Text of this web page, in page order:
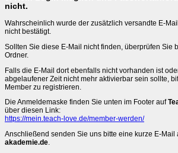
nicht.
Wahrscheinlich wurde der zusätzlich versandte E-
nicht bestätigt.
Sollten Sie diese E-Mail nicht finden, überprüfen Sie
Ordner.
Falls die E-Mail dort ebenfalls nicht vorhanden ist
abgelaufener Zeit nicht mehr aktivierbar sein sollte,
Member zu registrieren.
Die Anmeldemaske finden Sie unten im Footer auf
über diesen Link:
https://mein.teach-love.de/member-werden/
Anschließend senden Sie uns bitte eine kurze E-Mail
akademie.de.